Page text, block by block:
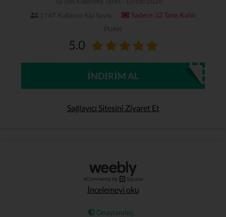
1747 Kullanan Kişi Sayısı
Sadece 32 Tane Kaldı
PUAN
5.0
İNDIRIM AL
Sağlayıcı Sitesini Ziyaret Et
İncelemeyi oku
Onaylanmış